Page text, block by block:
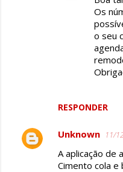
RESPONDER
Os
o seu
Unknown 11/
A aplicação de
Cimento cola e